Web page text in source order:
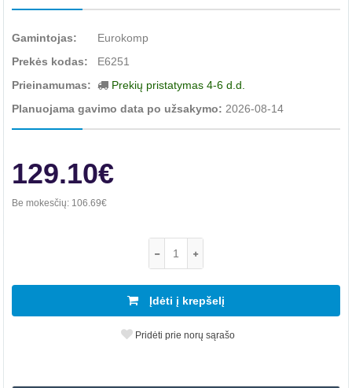
Gamintojas:
Eurokomp
Prekės kodas:
E6251
Prieinamumas:
Prekių pristatymas 4-6 d.d.
Planuojama gavimo data po užsakymo: 2026-08-14
129.10€
Be mokesčių: 106.69€
Įdėti į krepšelį
Pridėti prie norų sąrašo